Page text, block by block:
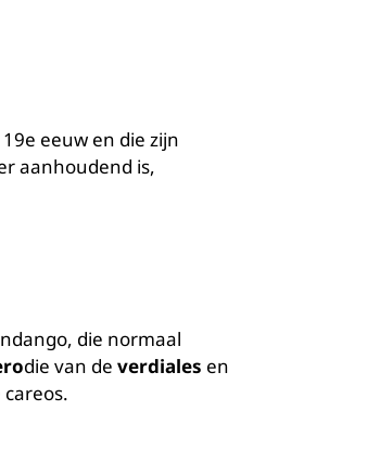
eeuw en die zijn
aanhoudend is,
die normaal
die van de verdiales en